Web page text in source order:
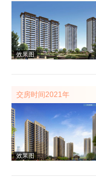
交房时间2021年